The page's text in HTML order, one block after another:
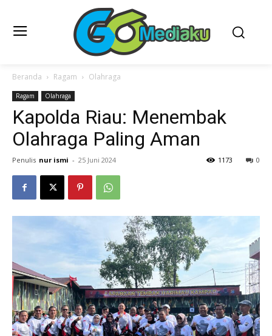
Beranda Ragam Olahraga
Ragam Olahraga
Kapolda Riau: Menembak
Olahraga Paling Aman
Penulis nur ismi - 25 Juni 2024 0
1173